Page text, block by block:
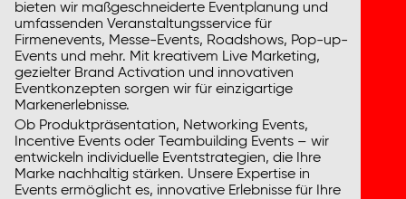
bieten wir maßgeschneiderte Eventplanung und
umfassenden Veranstaltungsservice für
Firmenevents, Messe-Events, Roadshows, Pop-up-
Events und mehr. Mit kreativem Live Marketing,
gezielter Brand Activation und innovativen
Eventkonzepten sorgen wir für einzigartige
Markenerlebnisse.
Ob Produktpräsentation, Networking Events,
Incentive Events oder Teambuilding Events – wir
entwickeln individuelle Eventstrategien, die Ihre
Marke nachhaltig stärken. Unsere Expertise in
Events ermöglicht es, innovative Erlebnisse für Ihre